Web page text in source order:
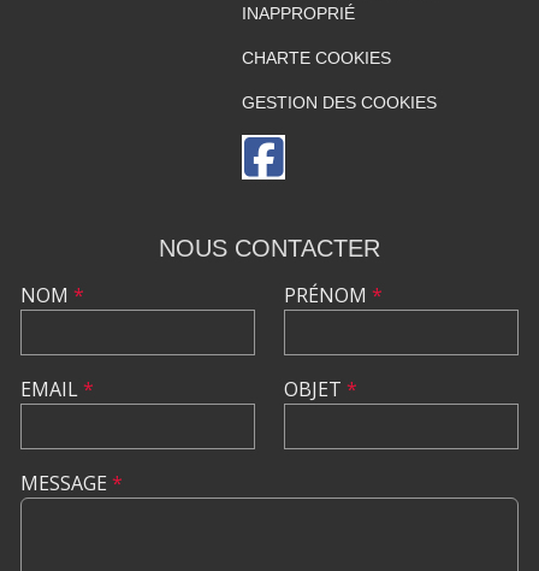
INAPPROPRIÉ
CHARTE COOKIES
GESTION DES COOKIES
NOUS CONTACTER
NOM *
EMAIL*
PRÉNOM *
OBJET *
MESSAGE *